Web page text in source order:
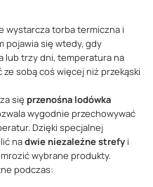
wystarcza torba termiczna i
pojawia się wtedy, gdy
lub trzy dni, temperatura na
sobą coś więcej niż przekąski
się przenośna lodówka
wygodnie przechowywać
Dzięki specjalnej
nadwie niezależne strefy i
wybrane produkty.
podczas: